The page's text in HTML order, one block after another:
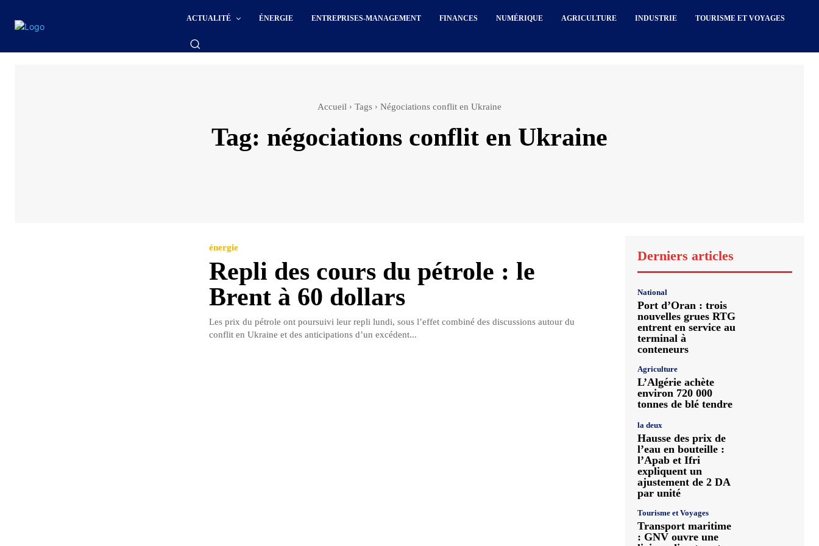
ACTUALITÉ ÉNERGIE ENTREPRISES-MANAGEMENT FINANCES NUMÉRIQUE AGRICULTURE INDUSTRIE TOURISME ET VOYAGES
Accueil Tags Négociations conflit en Ukraine
Tag: négociations conflit en Ukraine
énergie
Repli des cours du pétrole : le
Brent à 60 dollars
Les prix du pétrole ont poursuivi leur repli lundi, sous l’effet combiné des discussions autour du
conflit en Ukraine et des anticipations d’un excédent...
Derniers articles
National
Port d’Oran : trois
nouvelles grues RTG
entrent en service au
terminal à
conteneurs
Agriculture
L’Algérie achète
environ 720 000
tonnes de blé tendre
la deux
Hausse des prix de
l’eau en bouteille :
l’Apab et Ifri
expliquent un
ajustement de 2 DA
par unité
Tourisme et Voyages
Transport maritime
: GNV ouvre une